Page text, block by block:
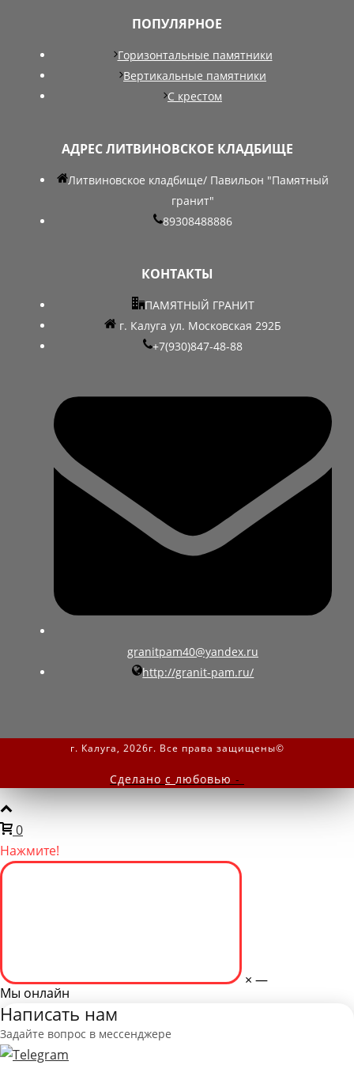
ПОПУЛЯРНОЕ
Горизонтальные памятники
Вертикальные памятники
С крестом
АДРЕС ЛИТВИНОВСКОЕ КЛАДБИЩЕ
Литвиновское кладбище/ Павильон "Памятный
гранит"
89308488886
КОНТАКТЫ
ПАМЯТНЫЙ ГРАНИТ
г. Калуга ул. Московская 292Б
+7(930)847-48-88
granitpam40@yandex.ru
http://granit-pam.ru/
г. Калуга, 2026г. Все права защищены©
Сделано с любовью -
0
Нажмите!
× —
Мы онлайн
Написать нам
Задайте вопрос в мессенджере